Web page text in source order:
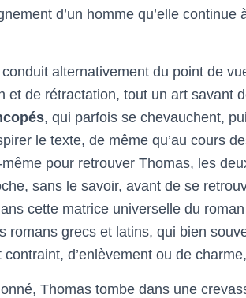
d’un homme qu’elle continue
alternativement du point de
et de rétractation, tout un art savant
, qui parfois se chevauchent,
le texte, de même qu’au cours
pour retrouver Thomas, les
sans le savoir, avant de se
cette matrice universelle du
romans grecs et latins, qui bien
contraint, d’enlèvement ou de
Thomas tombe dans une